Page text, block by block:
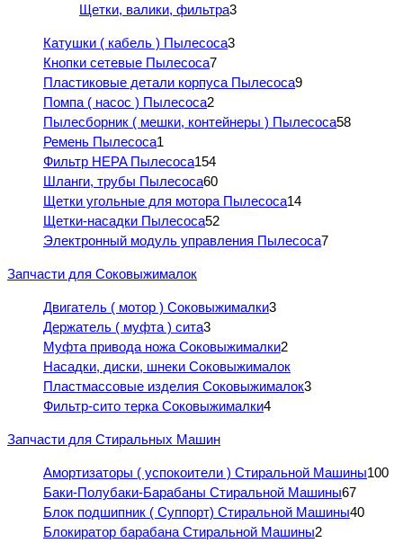
Щетки, валики, фильтра3
Катушки ( кабель ) Пылесоса3
Кнопки сетевые Пылесоса7
Пластиковые детали корпуса Пылесоса9
Помпа ( насос ) Пылесоса2
Пылесборник ( мешки, контейнеры ) Пылесоса58
Ремень Пылесоса1
Фильтр HEPA Пылесоса154
Шланги, трубы Пылесоса60
Щетки угольные для мотора Пылесоса14
Щетки-насадки Пылесоса52
Электронный модуль управления Пылесоса7
Запчасти для Соковыжималок
Двигатель ( мотор ) Соковыжималки3
Держатель ( муфта ) сита3
Муфта привода ножа Соковыжималки2
Насадки, диски, шнеки Соковыжималок
Пластмассовые изделия Соковыжималок3
Фильтр-сито терка Соковыжималки4
Запчасти для Стиральных Машин
Амортизаторы ( успокоители ) Стиральной Машины100
Баки-Полубаки-Барабаны Стиральной Машины67
Блок подшипник ( Суппорт) Стиральной Машины40
Блокиратор барабана Стиральной Машины2